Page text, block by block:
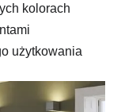
kolorach
użytkowania